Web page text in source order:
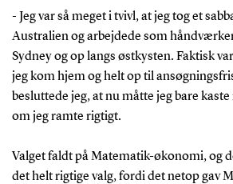
- Jeg var så meget i tvivl, at jeg tog et
Australien og arbejdede som
Sydney og op langs østkysten. Faktisk
jeg kom hjem og helt op til
besluttede jeg, at nu måtte jeg bare
om jeg ramte rigtigt.
Valget faldt på Matematik-økonomi, og
det helt rigtige valg, fordi det netop gav